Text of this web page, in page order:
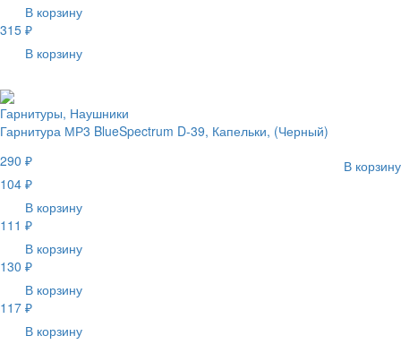
В корзину
315 ₽
В корзину
Гарнитуры, Наушники
Гарнитура МР3 BlueSpectrum D-39, Капельки, (Черный)
290 ₽
В корзину
104 ₽
В корзину
111 ₽
В корзину
130 ₽
В корзину
117 ₽
В корзину